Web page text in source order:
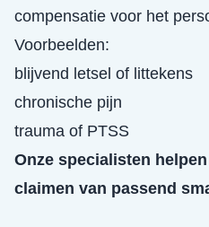
compensatie voor het
Voorbeelden:
blijvend letsel of littekens
chronische pijn
trauma of PTSS
Onze specialisten
claimen van passend